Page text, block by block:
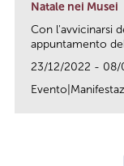
Natale nei Musei
Con l'avvicinarsi
appuntamento
23/12/2022 - 08/